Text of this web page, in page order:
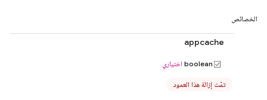
الخصائص
appcache
boolean اختياري
تمّت إزالة هذا العمود